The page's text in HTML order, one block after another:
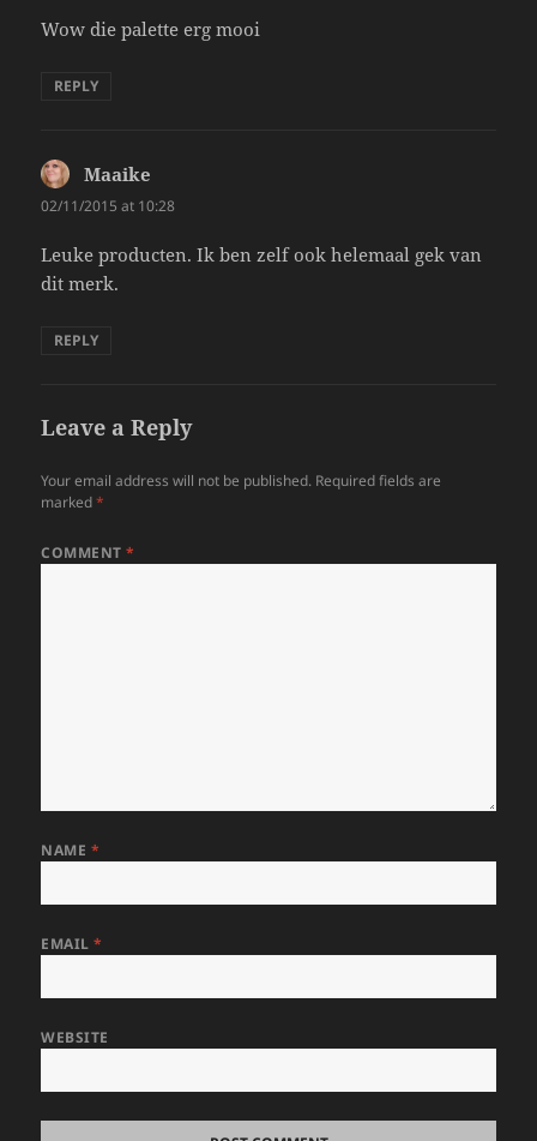
Wow die palette erg mooi
REPLY
Maaike
02/11/2015 at 10:28
Leuke producten. Ik ben zelf ook helemaal gek van
dit merk.
REPLY
Leave a Reply
Your email address will not be published. Required fields are
marked*
COMMENT*
NAME *
EMAIL*
WEBSITE